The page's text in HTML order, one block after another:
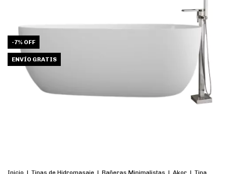
-7% OFF
ENVÍO GRATIS
Inicio | Tinas de Hidromasaje | Bañeras Minimalistas | Akor | Tina